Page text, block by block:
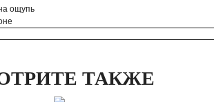
ощупь
ТАКЖЕ